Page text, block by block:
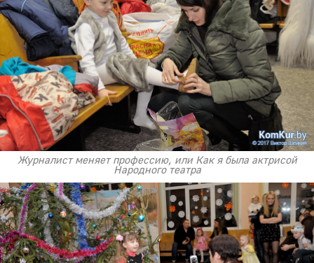
Журналист меняет профессию, или Как я была актрисой
Народного театра